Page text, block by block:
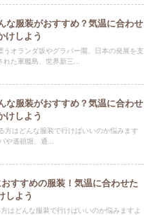
な服装がおすすめ？気温に合わせ
けしよう
うオランダ坂やグラバー園、日本の発展を支
た軍艦島、世界新三...
な服装がおすすめ？気温に合わせ
けしよう
方はどんな服装で行けばいいのか悩みます
ニバや道頓堀、通...
すすめの服装！気温に合わせた
しよう
はどんな服装で行けばいいのか悩みますよ